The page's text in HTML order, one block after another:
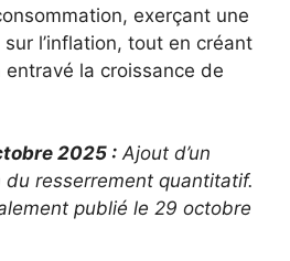
exerçant une
l’inflation, tout en créant
la croissance de
2025 : Ajout d’un
resserrement quantitatif.
publié le 29 octobre